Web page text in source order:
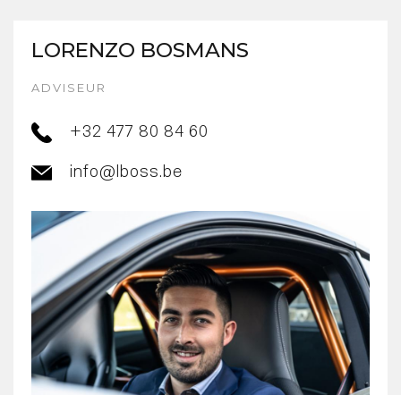
LORENZO BOSMANS
ADVISEUR
+32 477 80 84 60
info@lboss.be